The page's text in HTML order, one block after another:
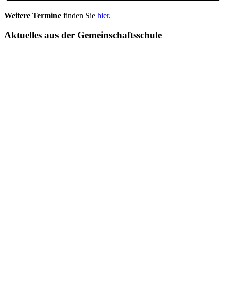
Weitere Termine finden Sie hier.
Aktuelles aus der Gemeinschaftsschule